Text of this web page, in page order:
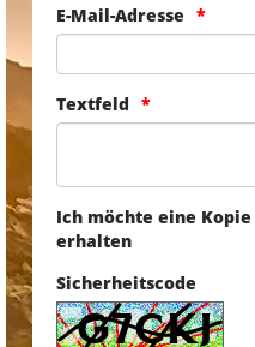
E-Mail-Adresse
Textfeld
Ich möchte eine
erhalten
Sicherheitscode